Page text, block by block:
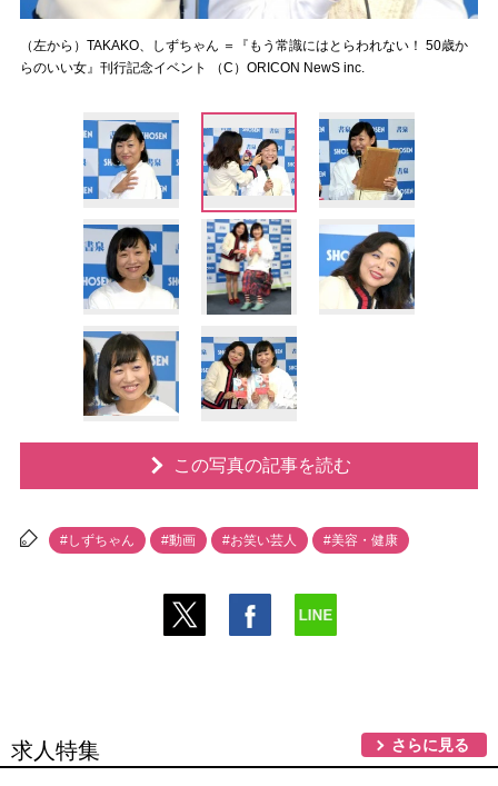
（左から）TAKAKO、しずちゃん ＝『もう常識にはとらわれない！ 50歳か
らのいい女』刊行記念イベント （C）ORICON NewS inc.
この写真の記事を読む
#しずちゃん #動画 #お笑い芸人 #美容・健康
求人特集 さらに見る